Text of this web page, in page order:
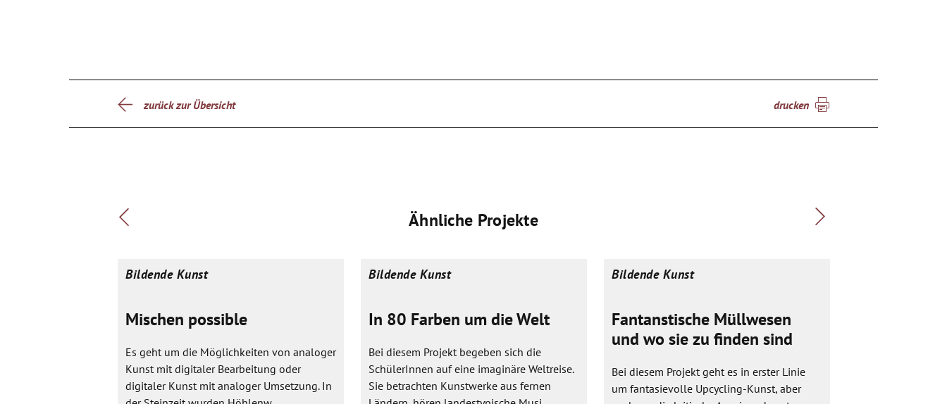
zurück zur Übersicht drucken
Ähnliche Projekte
Bildende Kunst
Mischen possible
Es geht um die Möglichkeiten von analoger
Kunst mit digitaler Bearbeitung oder
digitaler Kunst mit analoger Umsetzung. In
Bildende Kunst
In 80 Farben um die Welt
Bei diesem Projekt begeben sich die
SchülerInnen auf eine imaginäre Weltreise.
Sie betrachten Kunstwerke aus fernen
Bildende Kunst
Fantanstische Müllwesen
und wo sie zu finden sind
Bei diesem Projekt geht es in erster Linie
um fantasievolle Upcycling-Kunst, aber